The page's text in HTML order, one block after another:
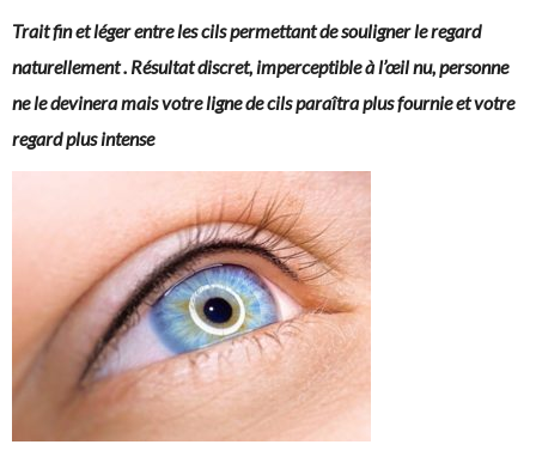
Trait fin et léger entre les cils permettant de souligner le regard
naturellement . Résultat discret, imperceptible à l’œil nu, personne
ne le devinera mais votre ligne de cils paraîtra plus fournie et votre
regard plus intense